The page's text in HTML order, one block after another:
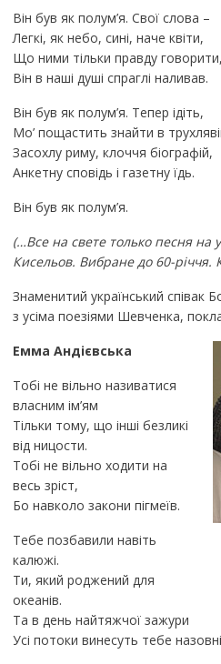
Він був як полум’я. Свої слова –
Легкі, як небо, сині, наче квіти,
Що ними тільки правду говорити,
Він в наші душі спраглі наливав.
Він був як полум’я. Тепер ідіть,
Мо’ пощастить знайти в
Засохлу риму, клоччя біографій,
Анкетну сповідь і газетну їдь.
Він був як полум’я.
(…Все на свете только песня на
Кисельов. Вибране до 60-річчя.
Знаменитий український співак
з усіма поезіями Шевченка,
Емма Андієвська
Тобі не вільно називатися
власним ім’ям
Тільки тому, що інші безликі
від ницости.
Тобі не вільно ходити на
весь зріст,
Бо навколо закони пігмеїв.
Тебе позбавили навіть
калюжі.
Ти, який роджений для
океанів.
Та в день найтяжчої зажури
Усі потоки винесуть тебе